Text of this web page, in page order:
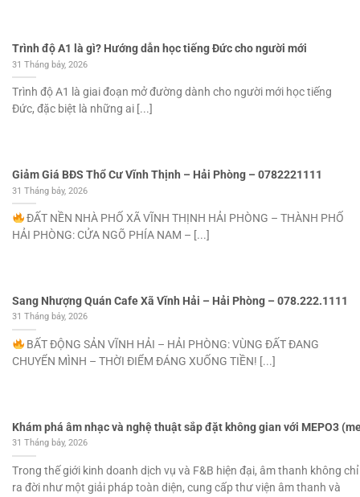
Trình độ A1 là gì? Hướng dẫn học tiếng Đức cho người mới
31 Tháng bảy, 2026
Trình độ A1 là giai đoạn mở đường dành cho người mới học tiếng
Đức, đặc biệt là những ai [...]
Giảm Giá BĐS Thổ Cư Vĩnh Thịnh – Hải Phòng – 0782221111
31 Tháng bảy, 2026
ĐẤT NỀN NHÀ PHỐ XÃ VĨNH THỊNH HẢI PHÒNG – THÀNH PHỐ
HẢI PHÒNG: CỬA NGÕ PHÍA NAM – [...]
Sang Nhượng Quán Cafe Xã Vĩnh Hải – Hải Phòng – 078.222.1111
31 Tháng bảy, 2026
BẤT ĐỘNG SẢN VĨNH HẢI – HẢI PHÒNG: VÙNG ĐẤT ĐANG
CHUYỂN MÌNH – THỜI ĐIỂM ĐÁNG XUỐNG TIỀN! [...]
Khám phá âm nhạc và nghệ thuật sắp đặt không gian với MEPO3
31 Tháng bảy, 2026
Trong thế giới kinh doanh dịch vụ và F&B hiện đại, âm thanh không
ra đời như một giải pháp toàn diện, cung cấp thư viện âm thanh và